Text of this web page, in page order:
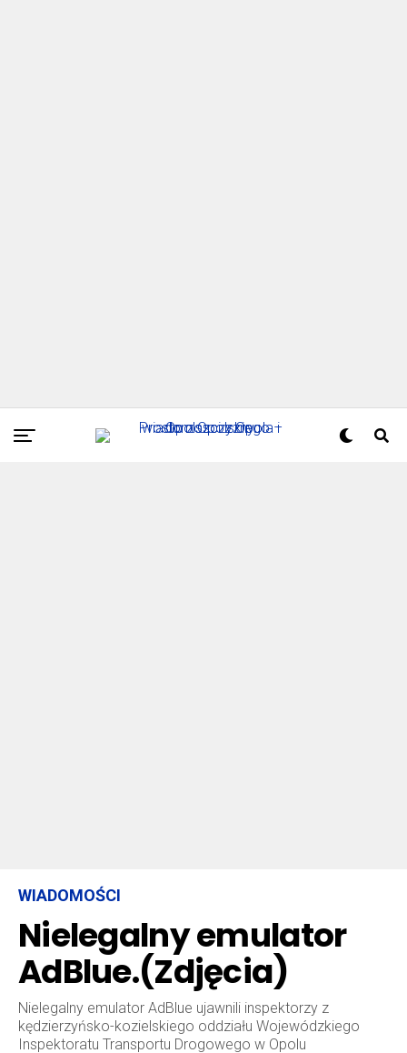
WIADOMOŚCI
Nielegalny emulator
AdBlue.(Zdjęcia)
Nielegalny emulator AdBlue ujawnili inspektorzy z
kędzierzyńsko-kozielskiego oddziału Wojewódzkiego
Inspektoratu Transportu Drogowego w Opolu